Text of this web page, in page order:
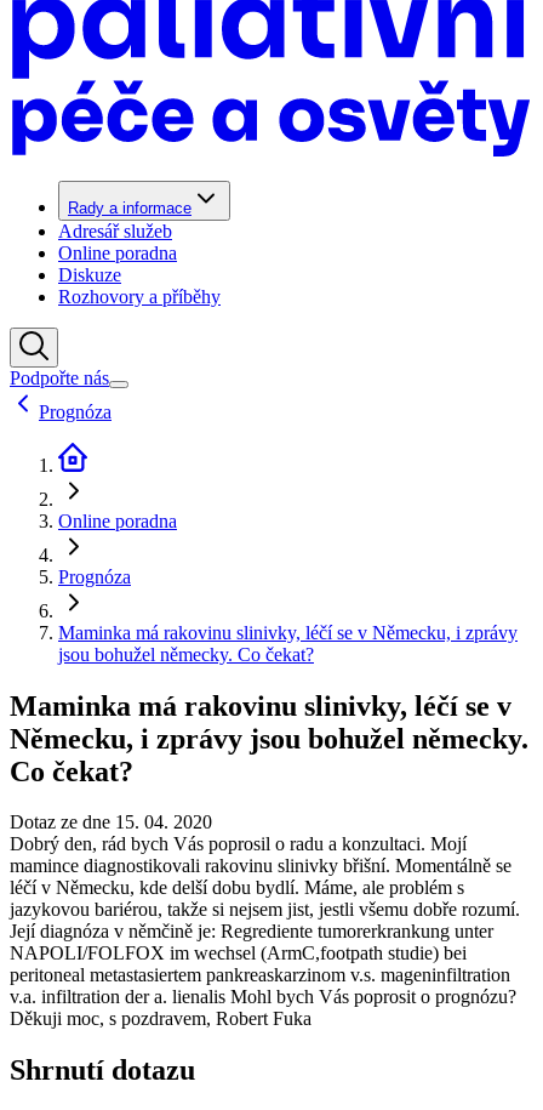
Rady a informace
Adresář služeb
Online poradna
Diskuze
Rozhovory a příběhy
Podpořte nás
Prognóza
Online poradna
Prognóza
Maminka má rakovinu slinivky, léčí se v Německu, i zprávy
jsou bohužel německy. Co čekat?
Maminka má rakovinu slinivky, léčí se v
Německu, i zprávy jsou bohužel německy.
Co čekat?
Dotaz ze dne 15. 04. 2020
Dobrý den, rád bych Vás poprosil o radu a konzultaci. Mojí
mamince diagnostikovali rakovinu slinivky břišní. Momentálně se
léčí v Německu, kde delší dobu bydlí. Máme, ale problém s
jazykovou bariérou, takže si nejsem jist, jestli všemu dobře rozumí.
Její diagnóza v němčině je: Regrediente tumorerkrankung unter
NAPOLI/FOLFOX im wechsel (ArmC,footpath studie) bei
peritoneal metastasiertem pankreaskarzinom v.s. mageninfiltration
v.a. infiltration der a. lienalis Mohl bych Vás poprosit o prognózu?
Děkuji moc, s pozdravem, Robert Fuka
Shrnutí dotazu